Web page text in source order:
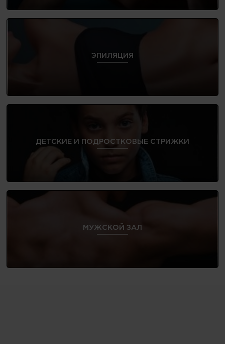
ЭПИЛЯЦИЯ
ДЕТСКИЕ И ПОДРОСТКОВЫЕ СТРИЖКИ
МУЖСКОЙ ЗАЛ